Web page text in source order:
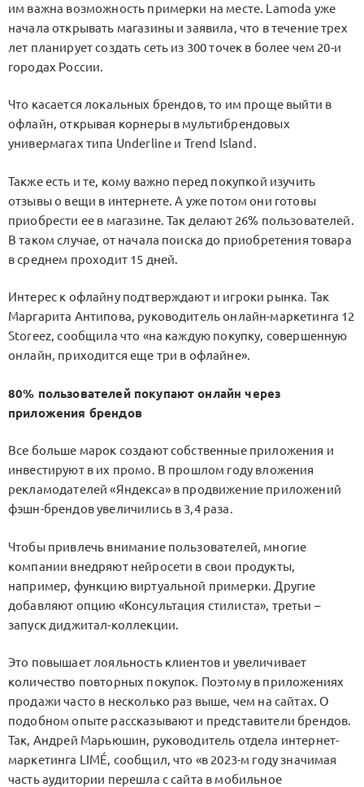
им важна возможность примерки на месте. Lamoda уже
начала открывать магазины и заявила, что в течение трех
лет планирует создать сеть из 300 точек в более чем 20-и
городах России.
Что касается локальных брендов, то им проще выйти в
офлайн, открывая корнеры в мультибрендовых
универмагах типа Underline и Trend Island.
Также есть и те, кому важно перед покупкой изучить
отзывы о вещи в интернете. А уже потом они готовы
приобрести ее в магазине. Так делают 26% пользователей.
В таком случае, от начала поиска до приобретения товара
в среднем проходит 15 дней.
Интерес к офлайну подтверждают и игроки рынка. Так
Маргарита Антипова, руководитель онлайн-маркетинга 12
Storeez, сообщила что «на каждую покупку, совершенную
онлайн, приходится еще три в офлайне».
80% пользователей покупают онлайн через
приложения брендов
Все больше марок создают собственные приложения и
инвестируют в их промо. В прошлом году вложения
рекламодателей «Яндекса» в продвижение приложений
фэшн-брендов увеличились в 3,4 раза.
Чтобы привлечь внимание пользователей, многие
компании внедряют нейросети в свои продукты,
например, функцию виртуальной примерки. Другие
добавляют опцию «Консультация стилиста», третьи –
запуск диджитал-коллекции.
Это повышает лояльность клиентов и увеличивает
количество повторных покупок. Поэтому в приложениях
продажи часто в несколько раз выше, чем на сайтах. О
подобном опыте рассказывают и представители брендов.
Так, Андрей Марьюшин, руководитель отдела интернет-
маркетинга LIMÉ, сообщил, что «в 2023-м году значимая
часть аудитории перешла с сайта в мобильное